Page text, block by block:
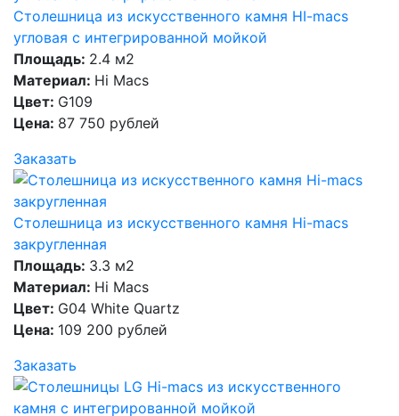
Столешница из искусственного камня HI-macs
угловая с интегрированной мойкой
Площадь: 2.4 м2
Материал: Hi Macs
Цвет: G109
Цена: 87 750 рублей
Заказать
Столешница из искусственного камня Hi-macs
закругленная
Площадь: 3.3 м2
Материал: Hi Macs
Цвет: G04 White Quartz
Цена: 109 200 рублей
Заказать